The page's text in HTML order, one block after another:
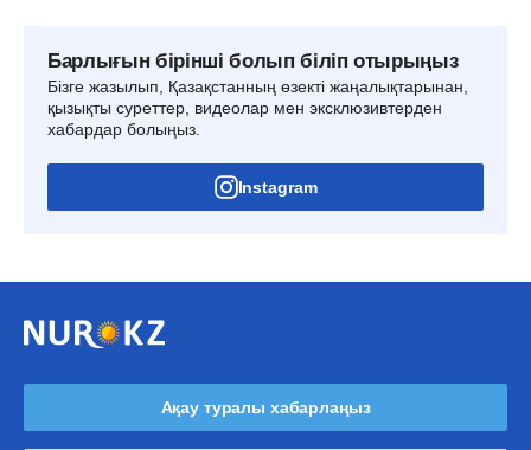
Барлығын бірінші болып біліп отырыңыз
Бізге жазылып, Қазақстанның өзекті жаңалықтарынан,
қызықты суреттер, видеолар мен эксклюзивтерден
хабардар болыңыз.
Instagram
Ақау туралы хабарлаңыз